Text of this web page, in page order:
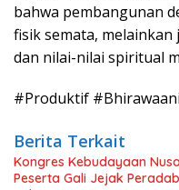
bahwa pembangunan
fisik semata,
dan nilai-nilai spiritual
#Produktif
Berita Terkait
Kongres Kebudayaan
Peserta Gali Jejak